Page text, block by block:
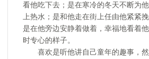
看他吃下去；是在寒冷的冬天不断为
上热水；是和他走在街上任由他紧紧
是在他旁边安静着做着，幸福地看着
时专心的样子。
喜欢是听他讲自己童年的趣事，然